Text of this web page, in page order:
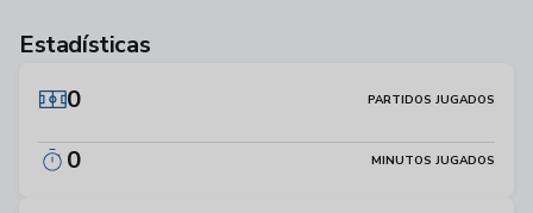
Estadísticas
0
PARTIDOS JUGADOS
0 MINUTOS JUGADOS